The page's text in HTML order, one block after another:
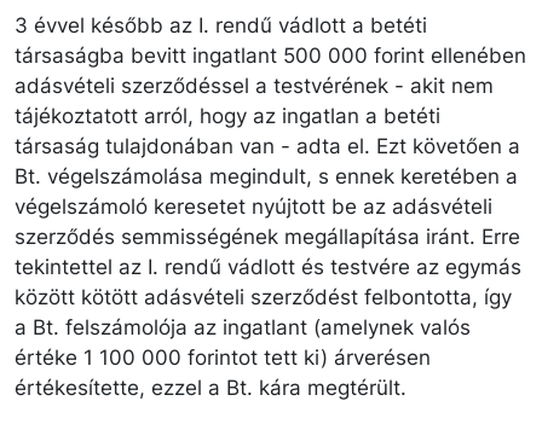
3 évvel később az I. rendű vádlott a betéti
társaságba bevitt ingatlant 500 000 forint ellenében
adásvételi szerződéssel a testvérének - akit nem
tájékoztatott arról, hogy az ingatlan a betéti
társaság tulajdonában van - adta el. Ezt követően a
Bt. végelszámolása megindult, s ennek keretében a
végelszámoló keresetet nyújtott be az adásvételi
szerződés semmisségének megállapítása iránt. Erre
tekintettel az I. rendű vádlott és testvére az egymás
között kötött adásvételi szerződést felbontotta, így
a Bt. felszámolója az ingatlant (amelynek valós
értéke 1 100 000 forintot tett ki) árverésen
értékesítette, ezzel a Bt. kára megtérült.